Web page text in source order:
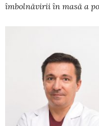
îmbolnăvirii în masă a